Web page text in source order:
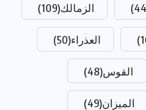
الزمالك(109)
العذراء(50)
القوس(48)
الميزان(49)